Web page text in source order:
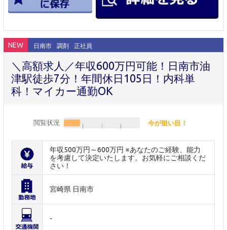
NEW 日南市 調剤 正社員
＼高額求人／年収600万円可能！日南市油
津駅徒歩7分！年間休日105日！内科単
科！マイカー通勤OK
閲覧状況 今が狙い目！
年収500万円～600万円 ※あなたのご経験、能力
を考慮して決定いたします。お気軽にご相談くだ
さい！
宮崎県 日南市
-